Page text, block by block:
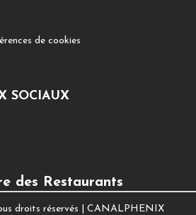
de cookies
SOCIAUX
des Restaurants
droits réservés | CANALPHENIX